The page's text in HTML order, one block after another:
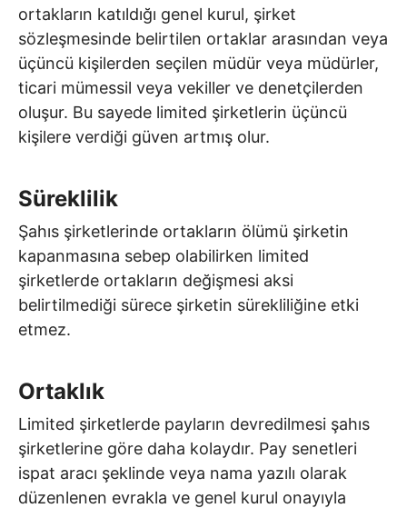
ortakların katıldığı genel kurul, şirket
sözleşmesinde belirtilen ortaklar arasından veya
üçüncü kişilerden seçilen müdür veya müdürler,
ticari mümessil veya vekiller ve denetçilerden
oluşur. Bu sayede limited şirketlerin üçüncü
kişilere verdiği güven artmış olur.
Süreklilik
Şahıs şirketlerinde ortakların ölümü şirketin
kapanmasına sebep olabilirken limited
şirketlerde ortakların değişmesi aksi
belirtilmediği sürece şirketin sürekliliğine etki
etmez.
Ortaklık
Limited şirketlerde payların devredilmesi şahıs
şirketlerine göre daha kolaydır. Pay senetleri
ispat aracı şeklinde veya nama yazılı olarak
düzenlenen evrakla ve genel kurul onayıyla